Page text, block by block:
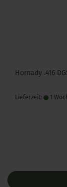
Hornady .416
Lieferzeit: 1